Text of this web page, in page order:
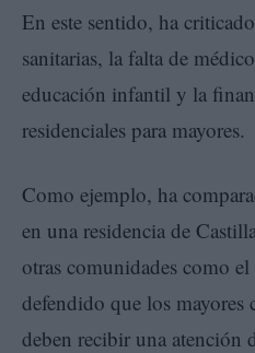
En este sentido, ha
sanitarias, la falta de
educación infantil y la
residenciales para mayores.
Como ejemplo, ha
en una residencia de
otras comunidades como
defendido que los mayores
deben recibir una atención